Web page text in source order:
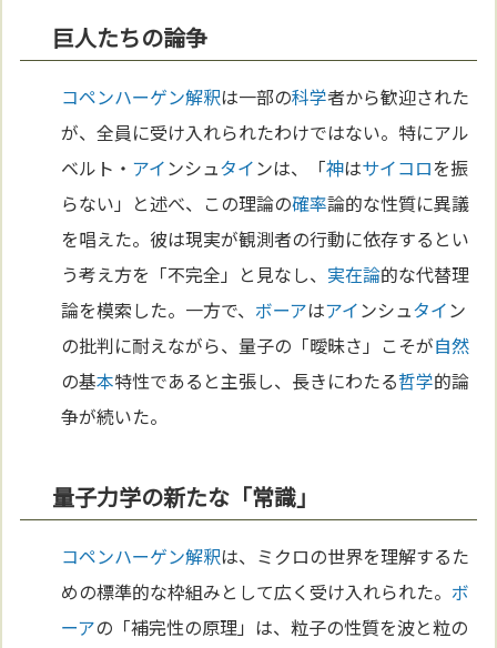
巨人たちの論争
コペンハーゲン解釈は一部の科学者から歓迎された
が、全員に受け入れられたわけではない。特にアル
ベルト・ アイ ンシュタイ ンは、「神はサイコロを振
らない」と述べ、この理論の確率論的な性質に異議
を唱えた。彼は現実が観測者の行動に依存するとい
う考え方を「不完全」と見なし、 実在論的な代替理
論を模索した。一方で、 ボーアはアイ ンシュタイ ン
の批判に耐えながら、量子の「曖昧さ」こそが自然
の基本特性であると主張し、長きにわたる哲学的論
争が続いた。
量子力学の新たな「常識」
コペンハーゲン解釈は、ミクロの世界を理解するた
めの標準的な枠組みとして広く受け入れられた。 ボ
ーアの「補完性の原理」は、粒子の性質を波と粒の